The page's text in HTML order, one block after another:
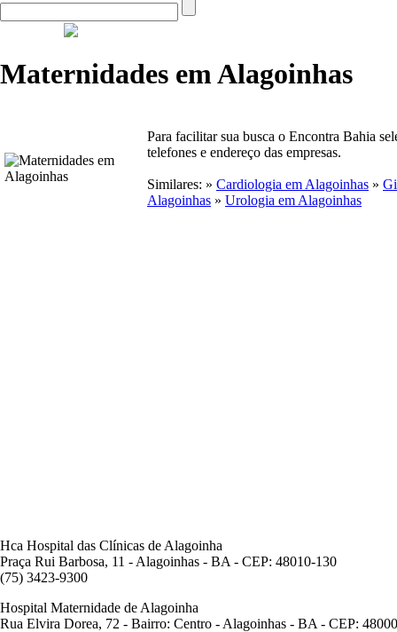
Maternidades em Alagoinhas
Para facilitar sua busca o Encontra Bahia
telefones e endereço das empresas.
Similares: » Cardiologia em Alagoinhas »
Alagoinhas » Urologia em Alagoinhas
Hca Hospital das Clínicas de Alagoinha
Praça Rui Barbosa, 11 - Alagoinhas - BA - CEP: 48010-130
(75) 3423-9300
Hospital Maternidade de Alagoinha
Rua Elvira Dorea, 72 - Bairro: Centro - Alagoinhas - BA - CEP: